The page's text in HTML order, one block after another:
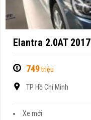
Elantra 2.0AT 2017
749triệu
TP Hồ Chí Minh
Xe mới